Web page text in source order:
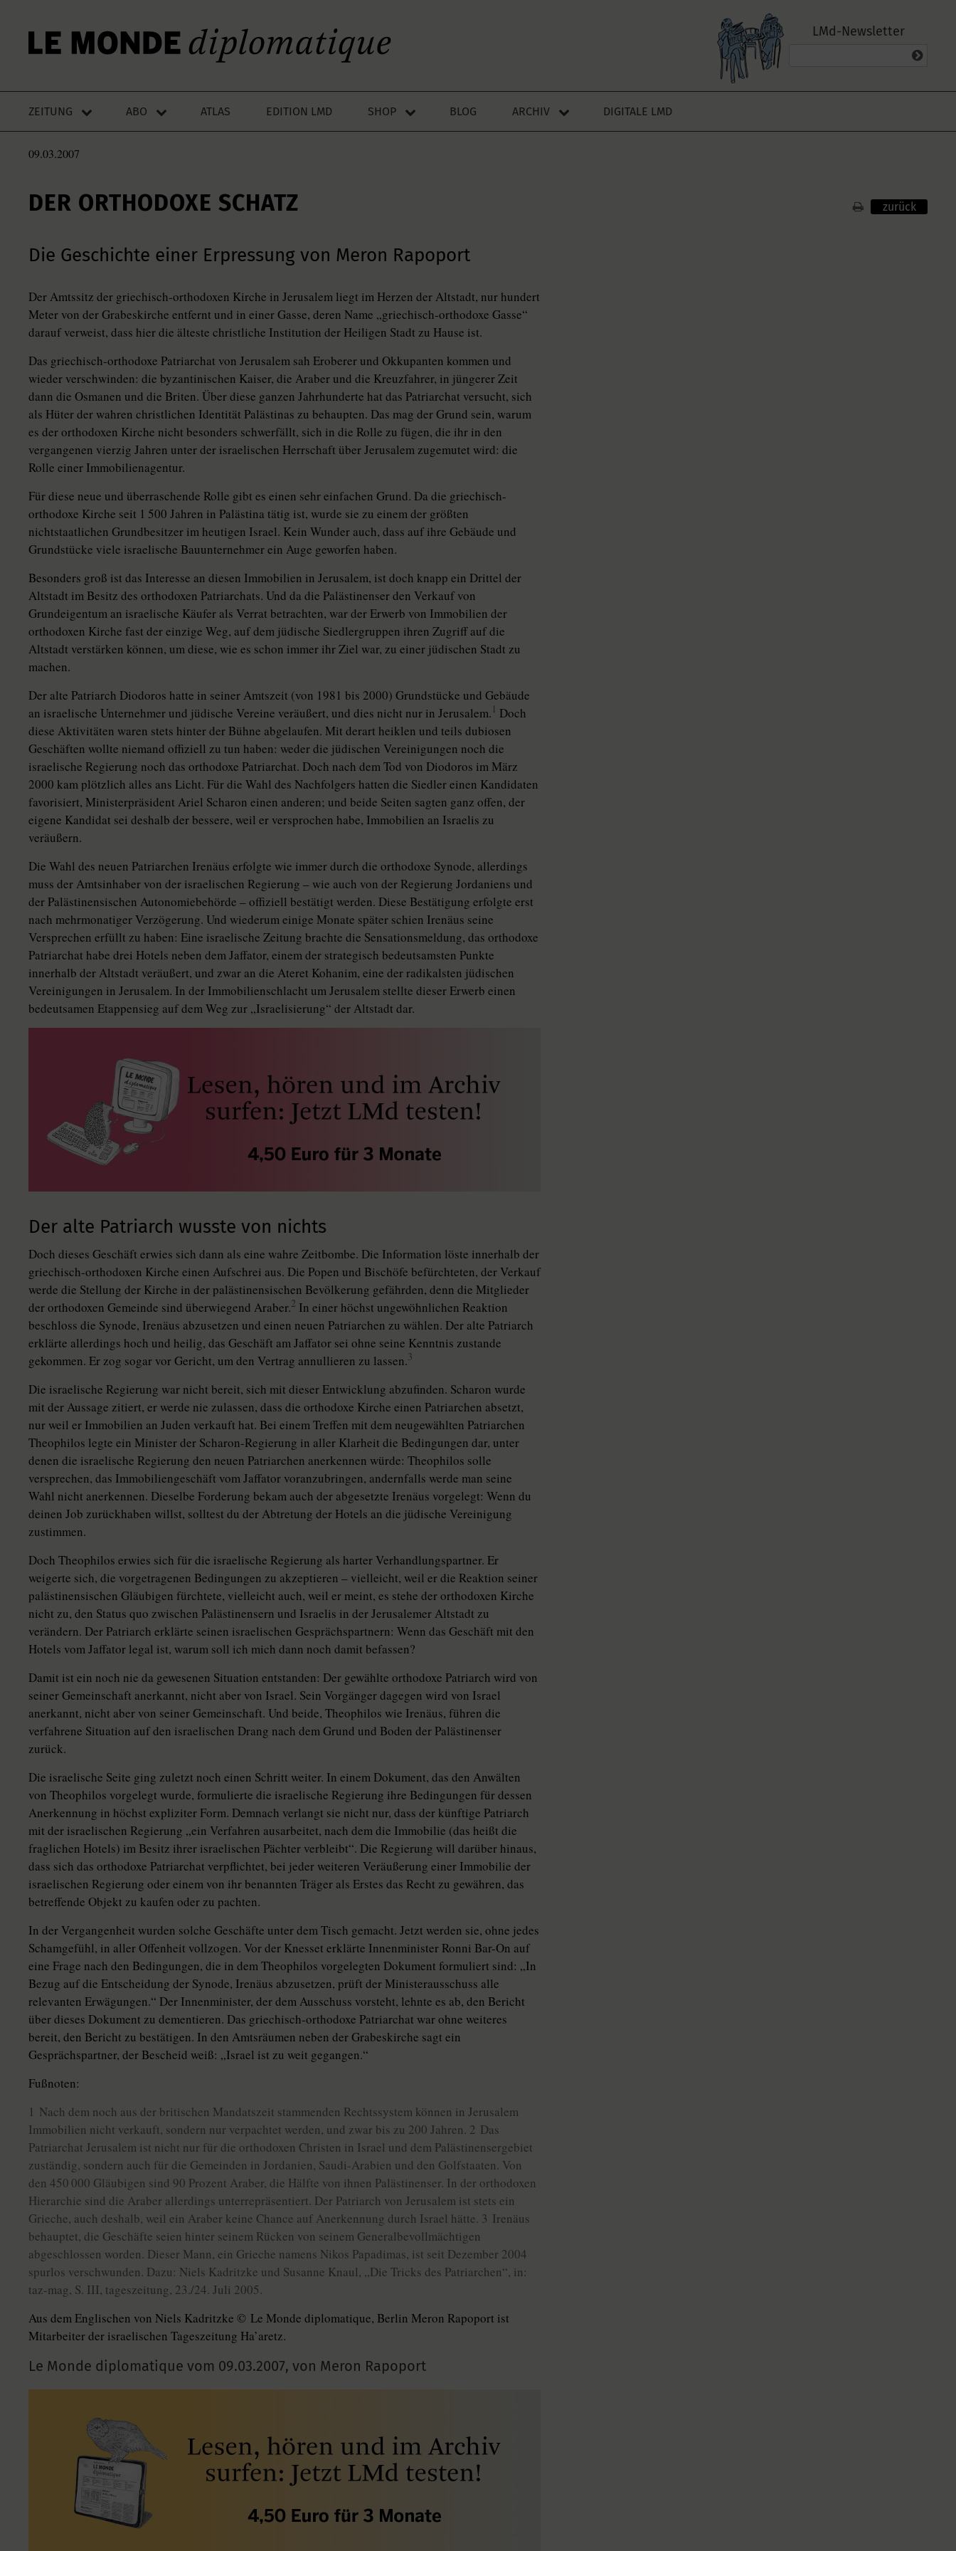
LMd-Newsletter
ZEITUNG ABO ATLAS EDITION LMD SHOP BLOG ARCHIV DIGITALE LMD
09.03.2007
DER ORTHODOXE SCHATZ zurück
Die Geschichte einer Erpressung von Meron Rapoport
Der Amtssitz der griechisch-orthodoxen Kirche in Jerusalem liegt im Herzen der Altstadt, nur hundert
Meter von der Grabeskirche entfernt und in einer Gasse, deren Name „griechisch-orthodoxe Gasse“
darauf verweist, dass hier die älteste christliche Institution der Heiligen Stadt zu Hause ist.
Das griechisch-orthodoxe Patriarchat von Jerusalem sah Eroberer und Okkupanten kommen und
wieder verschwinden: die byzantinischen Kaiser, die Araber und die Kreuzfahrer, in jüngerer Zeit
dann die Osmanen und die Briten. Über diese ganzen Jahrhunderte hat das Patriarchat versucht, sich
als Hüter der wahren christlichen Identität Palästinas zu behaupten. Das mag der Grund sein, warum
es der orthodoxen Kirche nicht besonders schwerfällt, sich in die Rolle zu fügen, die ihr in den
vergangenen vierzig Jahren unter der israelischen Herrschaft über Jerusalem zugemutet wird: die
Rolle einer Immobilienagentur.
Für diese neue und überraschende Rolle gibt es einen sehr einfachen Grund. Da die griechisch-
orthodoxe Kirche seit 1 500 Jahren in Palästina tätig ist, wurde sie zu einem der größten
nichtstaatlichen Grundbesitzer im heutigen Israel. Kein Wunder auch, dass auf ihre Gebäude und
Grundstücke viele israelische Bauunternehmer ein Auge geworfen haben.
Besonders groß ist das Interesse an diesen Immobilien in Jerusalem, ist doch knapp ein Drittel der
Altstadt im Besitz des orthodoxen Patriarchats. Und da die Palästinenser den Verkauf von
Grundeigentum an israelische Käufer als Verrat betrachten, war der Erwerb von Immobilien der
orthodoxen Kirche fast der einzige Weg, auf dem jüdische Siedlergruppen ihren Zugriff auf die
Altstadt verstärken können, um diese, wie es schon immer ihr Ziel war, zu einer jüdischen Stadt zu
machen.
Der alte Patriarch Diodoros hatte in seiner Amtszeit (von 1981 bis 2000) Grundstücke und Gebäude
an israelische Unternehmer und jüdische Vereine veräußert, und dies nicht nur in Jerusalem. 1 Doch
diese Aktivitäten waren stets hinter der Bühne abgelaufen. Mit derart heiklen und teils dubiosen
Geschäften wollte niemand offiziell zu tun haben: weder die jüdischen Vereinigungen noch die
israelische Regierung noch das orthodoxe Patriarchat. Doch nach dem Tod von Diodoros im März
2000 kam plötzlich alles ans Licht. Für die Wahl des Nachfolgers hatten die Siedler einen Kandidaten
favorisiert, Ministerpräsident Ariel Scharon einen anderen; und beide Seiten sagten ganz offen, der
eigene Kandidat sei deshalb der bessere, weil er versprochen habe, Immobilien an Israelis zu
veräußern.
Die Wahl des neuen Patriarchen Irenäus erfolgte wie immer durch die orthodoxe Synode, allerdings
muss der Amtsinhaber von der israelischen Regierung – wie auch von der Regierung Jordaniens und
der Palästinensischen Autonomiebehörde – offiziell bestätigt werden. Diese Bestätigung erfolgte erst
nach mehrmonatiger Verzögerung. Und wiederum einige Monate später schien Irenäus seine
Versprechen erfüllt zu haben: Eine israelische Zeitung brachte die Sensationsmeldung, das orthodoxe
Patriarchat habe drei Hotels neben dem Jaffator, einem der strategisch bedeutsamsten Punkte
innerhalb der Altstadt veräußert, und zwar an die Ateret Kohanim, eine der radikalsten jüdischen
Vereinigungen in Jerusalem. In der Immobilienschlacht um Jerusalem stellte dieser Erwerb einen
bedeutsamen Etappensieg auf dem Weg zur „Israelisierung“ der Altstadt dar.
Der alte Patriarch wusste von nichts
Doch dieses Geschäft erwies sich dann als eine wahre Zeitbombe. Die Information löste innerhalb der
griechisch-orthodoxen Kirche einen Aufschrei aus. Die Popen und Bischöfe befürchteten, der Verkauf
werde die Stellung der Kirche in der palästinensischen Bevölkerung gefährden, denn die Mitglieder
der orthodoxen Gemeinde sind überwiegend Araber.2 In einer höchst ungewöhnlichen Reaktion
beschloss die Synode, Irenäus abzusetzen und einen neuen Patriarchen zu wählen. Der alte Patriarch
erklärte allerdings hoch und heilig, das Geschäft am Jaffator sei ohne seine Kenntnis zustande
gekommen. Er zog sogar vor Gericht, um den Vertrag annullieren zu lassen.3
Die israelische Regierung war nicht bereit, sich mit dieser Entwicklung abzufinden. Scharon wurde
mit der Aussage zitiert, er werde nie zulassen, dass die orthodoxe Kirche einen Patriarchen absetzt,
nur weil er Immobilien an Juden verkauft hat. Bei einem Treffen mit dem neugewählten Patriarchen
Theophilos legte ein Minister der Scharon-Regierung in aller Klarheit die Bedingungen dar, unter
denen die israelische Regierung den neuen Patriarchen anerkennen würde: Theophilos solle
versprechen, das Immobiliengeschäft vom Jaffator voranzubringen, andernfalls werde man seine
Wahl nicht anerkennen. Dieselbe Forderung bekam auch der abgesetzte Irenäus vorgelegt: Wenn du
deinen Job zurückhaben willst, solltest du der Abtretung der Hotels an die jüdische Vereinigung
zustimmen.
Doch Theophilos erwies sich für die israelische Regierung als harter Verhandlungspartner. Er
weigerte sich, die vorgetragenen Bedingungen zu akzeptieren – vielleicht, weil er die Reaktion seiner
palästinensischen Gläubigen fürchtete, vielleicht auch, weil er meint, es stehe der orthodoxen Kirche
nicht zu, den Status quo zwischen Palästinensern und Israelis in der Jerusalemer Altstadt zu
verändern. Der Patriarch erklärte seinen israelischen Gesprächspartnern: Wenn das Geschäft mit den
Hotels vom Jaffator legal ist, warum soll ich mich dann noch damit befassen?
Damit ist ein noch nie da gewesenen Situation entstanden: Der gewählte orthodoxe Patriarch wird von
seiner Gemeinschaft anerkannt, nicht aber von Israel. Sein Vorgänger dagegen wird von Israel
anerkannt, nicht aber von seiner Gemeinschaft. Und beide, Theophilos wie Irenäus, führen die
verfahrene Situation auf den israelischen Drang nach dem Grund und Boden der Palästinenser
zurück.
Die israelische Seite ging zuletzt noch einen Schritt weiter. In einem Dokument, das den Anwälten
von Theophilos vorgelegt wurde, formulierte die israelische Regierung ihre Bedingungen für dessen
Anerkennung in höchst expliziter Form. Demnach verlangt sie nicht nur, dass der künftige Patriarch
mit der israelischen Regierung „ein Verfahren ausarbeitet, nach dem die Immobilie (das heißt die
fraglichen Hotels) im Besitz ihrer israelischen Pächter verbleibt“. Die Regierung will darüber hinaus,
dass sich das orthodoxe Patriarchat verpflichtet, bei jeder weiteren Veräußerung einer Immobilie der
israelischen Regierung oder einem von ihr benannten Träger als Erstes das Recht zu gewähren, das
betreffende Objekt zu kaufen oder zu pachten.
In der Vergangenheit wurden solche Geschäfte unter dem Tisch gemacht. Jetzt werden sie, ohne jedes
Schamgefühl, in aller Offenheit vollzogen. Vor der Knesset erklärte Innenminister Ronni Bar-On auf
eine Frage nach den Bedingungen, die in dem Theophilos vorgelegten Dokument formuliert sind: „In
Bezug auf die Entscheidung der Synode, Irenäus abzusetzen, prüft der Ministerausschuss alle
relevanten Erwägungen.“ Der Innenminister, der dem Ausschuss vorsteht, lehnte es ab, den Bericht
über dieses Dokument zu dementieren. Das griechisch-orthodoxe Patriarchat war ohne weiteres
bereit, den Bericht zu bestätigen. In den Amtsräumen neben der Grabeskirche sagt ein
Gesprächspartner, der Bescheid weiß: „Israel ist zu weit gegangen.“
Fußnoten:
1 Nach dem noch aus der britischen Mandatszeit stammenden Rechtssystem können in Jerusalem
Immobilien nicht verkauft, sondern nur verpachtet werden, und zwar bis zu 200 Jahren. 2 Das
Patriarchat Jerusalem ist nicht nur für die orthodoxen Christen in Israel und dem Palästinensergebiet
zuständig, sondern auch für die Gemeinden in Jordanien, Saudi-Arabien und den Golfstaaten. Von
den 450 000 Gläubigen sind 90 Prozent Araber, die Hälfte von ihnen Palästinenser. In der orthodoxen
Hierarchie sind die Araber allerdings unterrepräsentiert. Der Patriarch von Jerusalem ist stets ein
Grieche, auch deshalb, weil ein Araber keine Chance auf Anerkennung durch Israel hätte. 3 Irenäus
behauptet, die Geschäfte seien hinter seinem Rücken von seinem Generalbevollmächtigen
abgeschlossen worden. Dieser Mann, ein Grieche namens Nikos Papadimas, ist seit Dezember 2004
spurlos verschwunden. Dazu: Niels Kadritzke und Susanne Knaul, „Die Tricks des Patriarchen“, in:
taz-mag, S. III, tageszeitung, 23./24. Juli 2005.
Aus dem Englischen von Niels Kadritzke © Le Monde diplomatique, Berlin Meron Rapoport ist
Mitarbeiter der israelischen Tageszeitung Ha’aretz.
Le Monde diplomatique vom 09.03.2007, von Meron Rapoport